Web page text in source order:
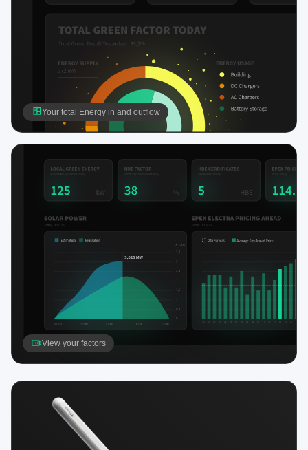
Your total Energy in and outflow
View your factors